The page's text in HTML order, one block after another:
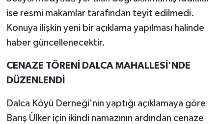
ise resmi makamlar tarafından teyit edilmedi.
Konuya ilişkin yeni bir açıklama yapılması halinde
haber güncellenecektir.
CENAZE TÖRENİ DALCA MAHALLESİ'NDE
DÜZENLENDİ
Dalca Köyü Derneği'nin yaptığı açıklamaya göre
Barış Ülker için ikindi namazının ardından cenaze